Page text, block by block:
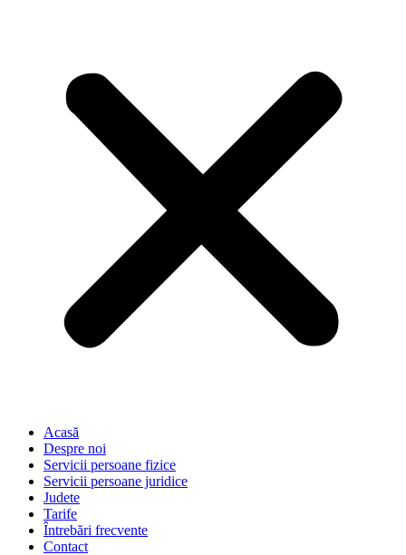
Acasă
Despre noi
Servicii persoane fizice
Servicii persoane juridice
Judete
Tarife
Întrebări frecvente
Contact